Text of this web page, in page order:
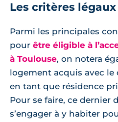
Les critères légaux
Parmi les principales
pour être éligible à
à Toulouse, on notera
logement acquis avec le
en tant que résidence
Pour se faire, ce dernier
s’engager à y habiter